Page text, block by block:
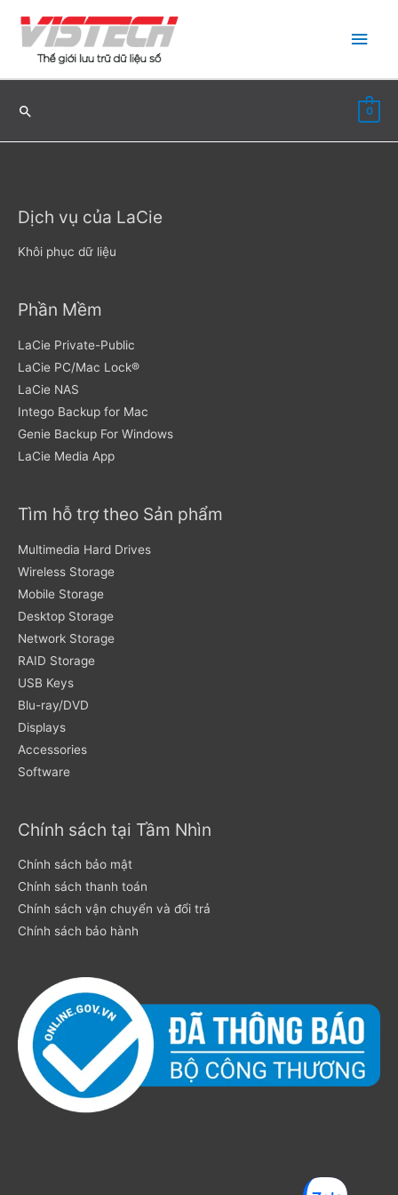
dung
0
Dịch vụ của LaCie
Khôi phục dữ liệu
Phần Mềm
LaCie Private-Public
LaCie PC/Mac Lock®
LaCie NAS
Intego Backup for Mac
Genie Backup For Windows
LaCie Media App
Tìm hỗ trợ theo Sản phẩm
Multimedia Hard Drives
Wireless Storage
Mobile Storage
Desktop Storage
Network Storage
RAID Storage
USB Keys
Blu-ray/DVD
Displays
Accessories
Software
Chính sách tại Tầm Nhìn
Chính sách bảo mật
Chính sách thanh toán
Chính sách vận chuyển và đổi trả
Chính sách bảo hành